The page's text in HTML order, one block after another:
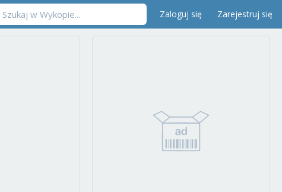
Zaloguj się Zarejestruj się